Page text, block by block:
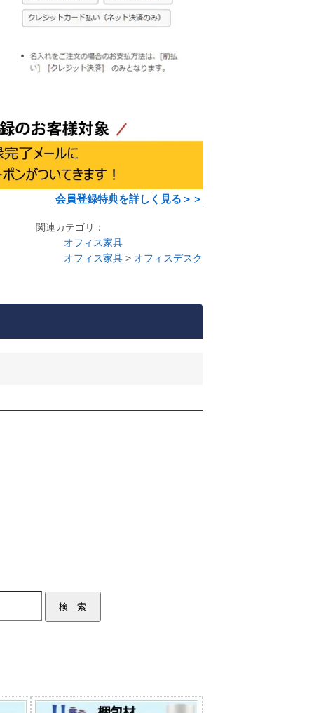
会員登録特典を詳しく見る＞＞
関連カテゴリ：
オフィス家具
オフィス家具 > オフィスデスク